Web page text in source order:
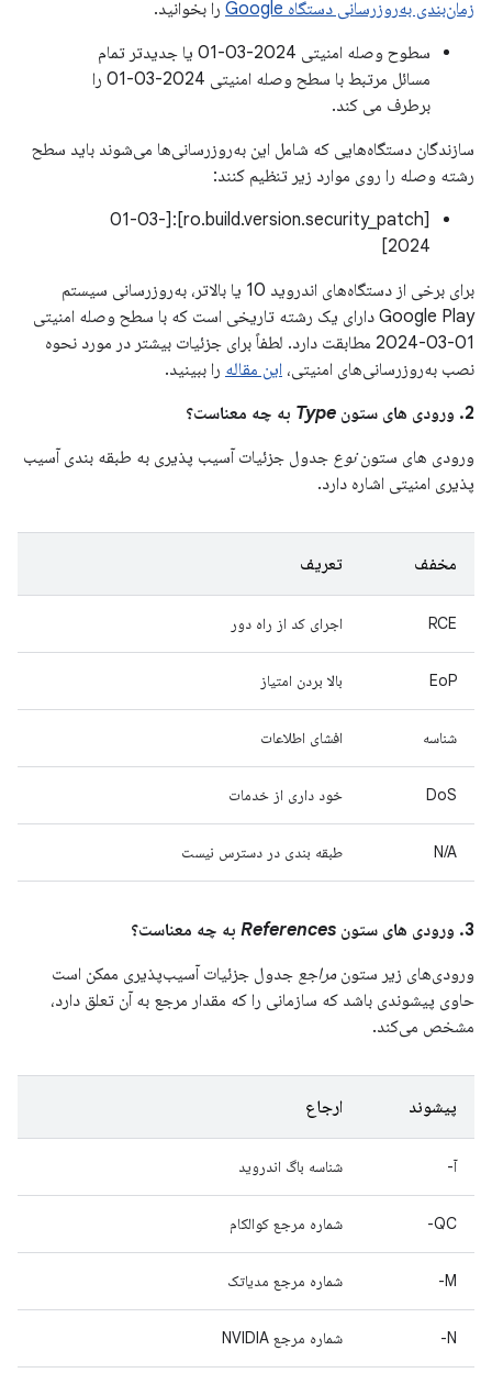
زمان‌بندی به‌روزرسانی دستگاه Google
را بخوانید.
سطوح وصله امنیتی 2024-03-01 یا جدیدتر تمام
مسائل مرتبط با سطح وصله امنیتی 2024-03-01 را
برطرف می کند.
سازندگان دستگاه‌هایی که شامل این به‌روزرسانی‌ها می‌شوند باید سطح
رشته وصله را روی موارد زیر تنظیم کنند:
[ro.build.version.security_patch]:[01-03-
2024]
برای برخی از دستگاه‌های اندروید 10 یا بالاتر، به‌روزرسانی سیستم
Google Play دارای یک رشته تاریخی است که با سطح وصله امنیتی
01-03-2024 مطابقت دارد. لطفاً برای جزئیات بیشتر در مورد نحوه
نصب به‌روزرسانی‌های امنیتی، این مقاله را ببینید.
2. ورودی های ستون
Type به چه معناست؟
ورودی های ستوننوع جدول جزئیات آسیب پذیری به طبقه بندی آسیب
پذیری امنیتی اشاره دارد.
مخفف تعریف
RCE اجرای کد از راه دور
EoP بالا بردن امتیاز
شناسه افشای اطلاعات
DoS خود داری از خدمات
N/A طبقه بندی در دسترس نیست
3. ورودی های ستون References به چه معناست؟
ورودی‌های زیر ستون مراجع جدول جزئیات آسیب‌پذیری ممکن است
حاوی پیشوندی باشد که سازمانی را که مقدار مرجع به آن تعلق دارد،
مشخص می‌کند.
پیشوند ارجاع
آ- شناسه باگ اندروید
QC- شماره مرجع کوالکام
M- شماره مرجع مدیاتک
N- شماره مرجع NVIDIA